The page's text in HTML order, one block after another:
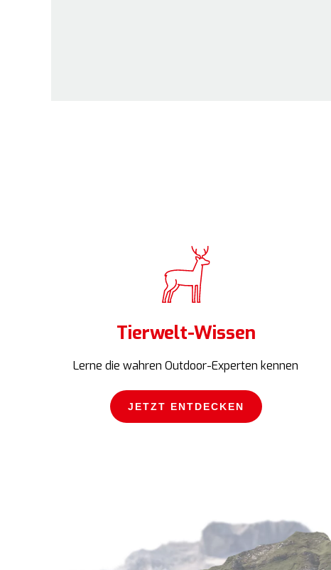
Tierwelt-Wissen
Lerne die wahren Outdoor-Experten kennen
JETZT ENTDECKEN
JETZT ENTDECKEN